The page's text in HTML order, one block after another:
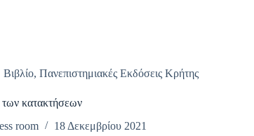
Βιβλίο, Πανεπιστημιακές Εκδόσεις Κρήτης
κατακτήσεων
room
18 Δεκεμβρίου 2021